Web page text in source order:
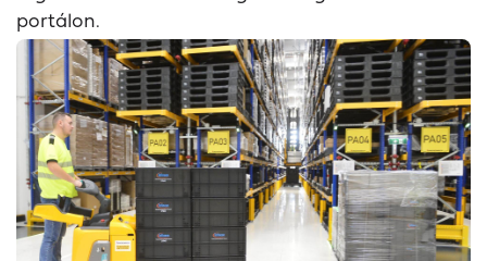
portálon.